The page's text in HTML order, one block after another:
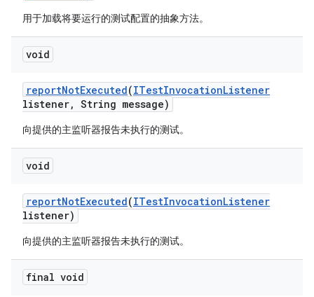
用于加载将要运行的测试配置的抽象方法。
void
reportNotExecuted(ITestInvocationListener
listener, String message)
向提供的主监听器报告未执行的测试。
void
reportNotExecuted(ITestInvocationListener
listener)
向提供的主监听器报告未执行的测试。
final void